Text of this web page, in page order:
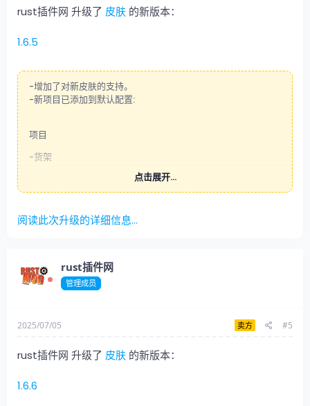
rust插件网 升级了 皮肤 的新版本：
1.6.5
-增加了对新皮肤的支持。
-新项目已添加到默认配置:
项目
-货架
服装
-伍德，盔甲，头盔，
-木头，盔甲，夹克，
点击展开...
阅读此次升级的详细信息...
rust插件网
管理成员
2025/07/05 卖方 #5
rust插件网 升级了 皮肤 的新版本：
1.6.6